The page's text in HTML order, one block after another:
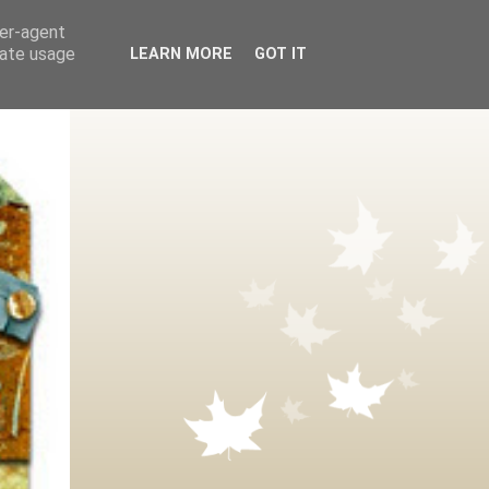
agent
usage
LEARN MORE GOT IT